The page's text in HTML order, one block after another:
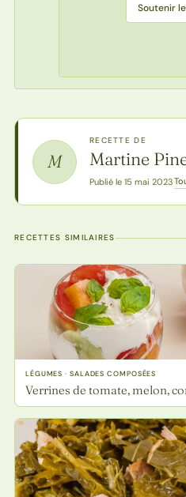
Soutenir
M
RECETTE DE
Martine
Publié le 15 mai 2023·
RECETTES SIMILAIRES
LÉGUMES · SALADES COMPOSÉES
Verrines de tomate, melon,